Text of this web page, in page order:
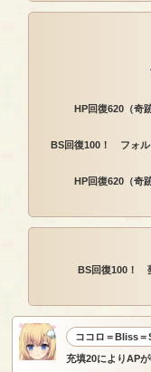
HP回復620（奇
BS回復100！ フォル
HP回復620（奇
BS回復100！
ココロ＝Bliss
充填20によりAPが